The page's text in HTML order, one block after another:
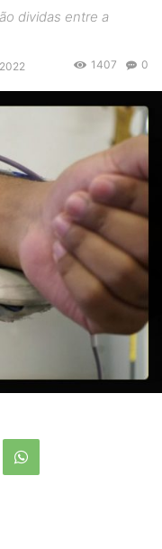
dividas entre a
0
1407